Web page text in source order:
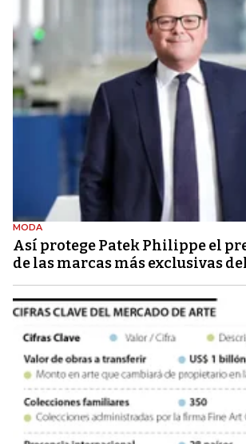
MODA
Así protege Patek Philippe el
de las marcas más exclusivas